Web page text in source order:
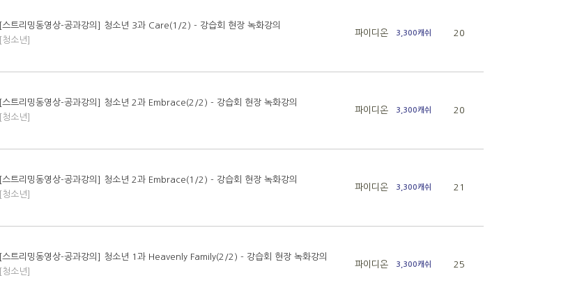
[스트리밍동영상-공과강의] 청소년 3과 Care(1/2) - 강습회 현장 녹화강의
[청소년]
파이디온 3,300캐쉬 20
[스트리밍동영상-공과강의] 청소년 2과 Embrace(2/2) - 강습회 현장 녹화강의
[청소년]
파이디온 3,300캐쉬 20
[스트리밍동영상-공과강의] 청소년 2과 Embrace(1/2) - 강습회 현장 녹화강의
[청소년]
파이디온 3,300캐쉬 21
[스트리밍동영상-공과강의] 청소년 1과 Heavenly Family(2/2) - 강습회 현장 녹화강의
[청소년]
파이디온 3,300캐쉬 25